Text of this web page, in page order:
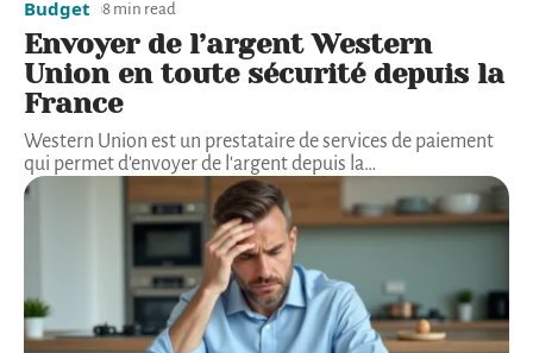
Budget 8 min read
Envoyer de l’argent Western
Union en toute sécurité depuis la
France
Western Union est un prestataire de services de paiement
qui permet d'envoyer de l'argent depuis la…